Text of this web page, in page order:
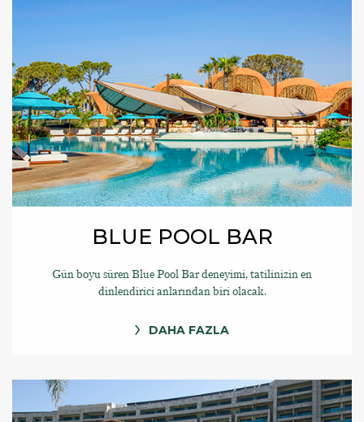
BLUE POOL BAR
Gün boyu süren Blue Pool Bar deneyimi, tatilinizin en
dinlendirici anlarından biri olacak.
DAHA FAZLA